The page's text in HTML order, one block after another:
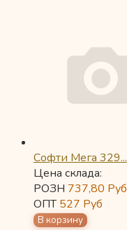
Софти Мега 329...
Цена склада:
РОЗН 737,80 Руб
ОПТ527 Руб